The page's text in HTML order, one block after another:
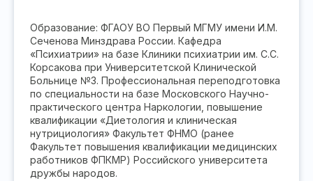
Образование: ФГАОУ ВО Первый МГМУ имени И.М.
Сеченова Минздрава России. Кафедра
«Психиатрии» на базе Клиники психиатрии им. С.С.
Корсакова при Университетской Клинической
Больнице №3. Профессиональная переподготовка
по специальности на базе Московского Научно-
практического центра Наркологии, повышение
квалификации «Диетология и клиническая
нутрициология» Факультет ФНМО (ранее
Факультет повышения квалификации медицинских
работников ФПКМР) Российского университета
дружбы народов.